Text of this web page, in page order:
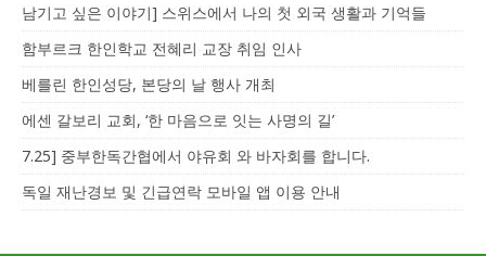
남기고 싶은 이야기] 스위스에서 나의 첫 외국 생활과 기억들
함부르크 한인학교 전혜리 교장 취임 인사
베를린 한인성당, 본당의 날 행사 개최
에센 갈보리 교회, ‘한 마음으로 잇는 사명의 길’
7.25] 중부한독간협에서 야유회 와 바자회를 합니다.
독일 재난경보 및 긴급연락 모바일 앱 이용 안내